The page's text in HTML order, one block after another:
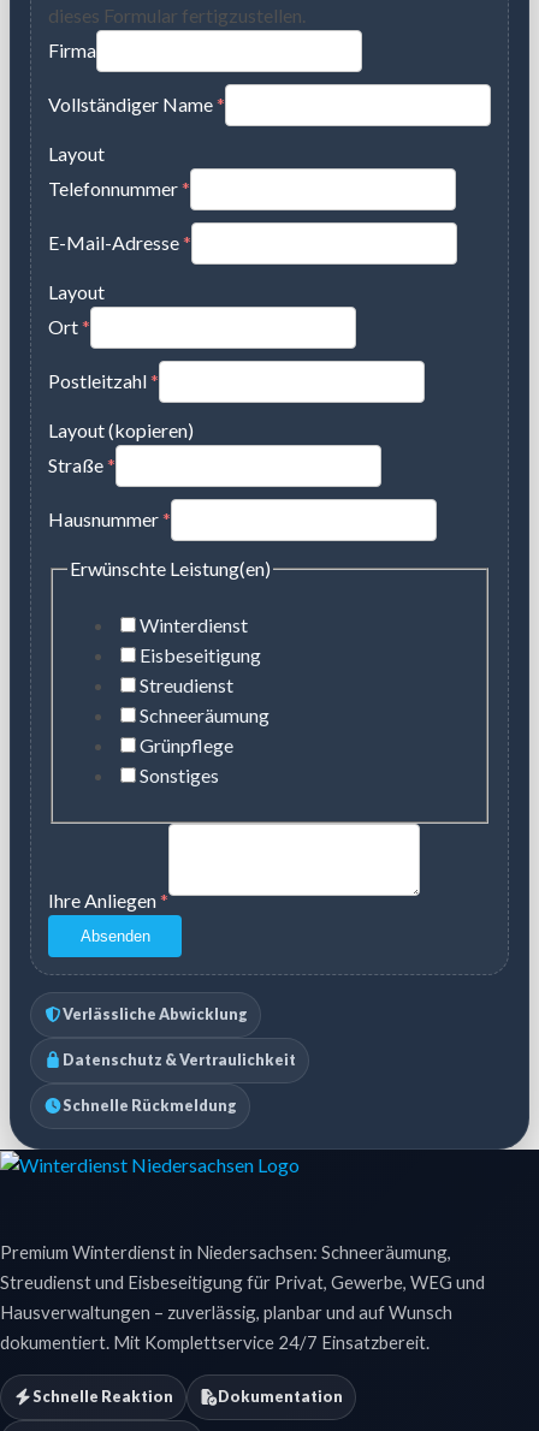
dieses Formular fertigzustellen.
Firma
Vollständiger Name*
Layout
Telefonnummer*
E-Mail-Adresse*
Layout
Ort*
Postleitzahl*
Layout (kopieren)
Straße*
Hausnummer*
Erwünschte Leistung(en)
Winterdienst
Eisbeseitigung
Streudienst
Schneeräumung
Grünpflege
Sonstiges
Ihre Anliegen*
Absenden
Verlässliche Abwicklung
Datenschutz & Vertraulichkeit
Schnelle Rückmeldung
Premium Winterdienst in Niedersachsen: Schneeräumung,
Streudienst und Eisbeseitigung für Privat, Gewerbe, WEG und
Hausverwaltungen – zuverlässig, planbar und auf Wunsch
dokumentiert. Mit Komplettservice 24/7 Einsatzbereit.
Schnelle Reaktion Dokumentation